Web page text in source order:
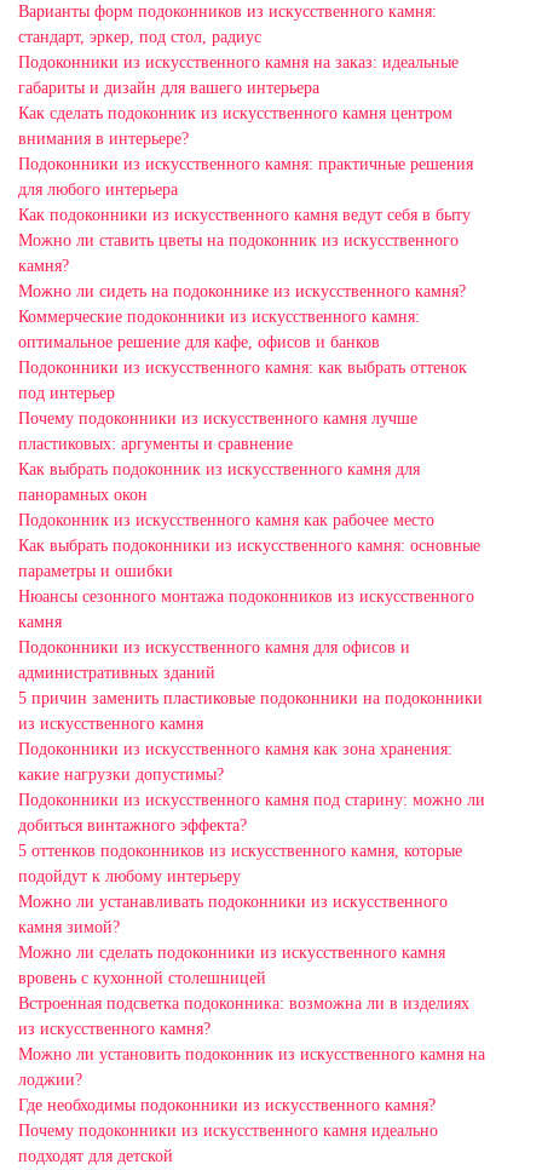
Варианты форм подоконников из искусственного камня:
стандарт, эркер, под стол, радиус
Подоконники из искусственного камня на заказ: идеальные
габариты и дизайн для вашего интерьера
Как сделать подоконник из искусственного камня центром
внимания в интерьере?
Подоконники из искусственного камня: практичные решения
для любого интерьера
Как подоконники из искусственного камня ведут себя в быту
Можно ли ставить цветы на подоконник из искусственного
камня?
Можно ли сидеть на подоконнике из искусственного камня?
Коммерческие подоконники из искусственного камня:
оптимальное решение для кафе, офисов и банков
Подоконники из искусственного камня: как выбрать оттенок
под интерьер
Почему подоконники из искусственного камня лучше
пластиковых: аргументы и сравнение
Как выбрать подоконник из искусственного камня для
панорамных окон
Подоконник из искусственного камня как рабочее место
Как выбрать подоконники из искусственного камня: основные
параметры и ошибки
Нюансы сезонного монтажа подоконников из искусственного
камня
Подоконники из искусственного камня для офисов и
административных зданий
5 причин заменить пластиковые подоконники на подоконники
из искусственного камня
Подоконники из искусственного камня как зона хранения:
какие нагрузки допустимы?
Подоконники из искусственного камня под старину: можно ли
добиться винтажного эффекта?
5 оттенков подоконников из искусственного камня, которые
подойдут к любому интерьеру
Можно ли устанавливать подоконники из искусственного
камня зимой?
Можно ли сделать подоконники из искусственного камня
вровень с кухонной столешницей
Встроенная подсветка подоконника: возможна ли в изделиях
из искусственного камня?
Можно ли установить подоконник из искусственного камня на
лоджии?
Где необходимы подоконники из искусственного камня?
Почему подоконники из искусственного камня идеально
подходят для детской